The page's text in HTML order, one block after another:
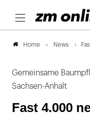
Home News
Gemeinsame
Sachsen-Anhalt
Fast 4.000